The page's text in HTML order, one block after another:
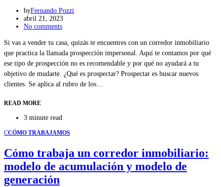
byFernando Pozzi
abril 21, 2023
No comments
Si vas a vender tu casa, quizás te encuentres con un corredor inmobiliario
que practica la llamada prospección impersonal. Aquí te contamos por qué
ese tipo de prospección no es recomendable y por qué no ayudará a tu
objetivo de mudarte. ¿Qué es prospectar? Prospectar es buscar nuevos
clientes. Se aplica al rubro de los…
READ MORE
3 minute read
CCÓMO TRABAJAMOS
Cómo trabaja un corredor inmobiliario:
modelo de acumulación y modelo de
generación